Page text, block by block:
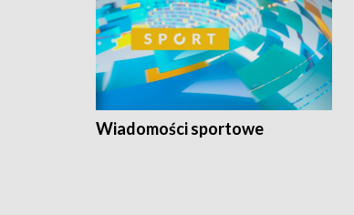
Wiadomości sportowe